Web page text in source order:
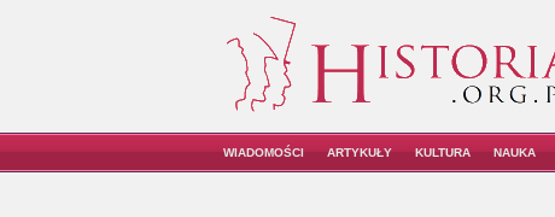
WIADOMOŚCI ARTYKUŁY KULTURA NAUKA